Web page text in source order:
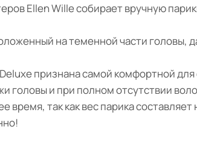
Ellen Wille собирает вручную
на теменной части головы,
признана самой комфортной
головы и при полном отсутствии
время, так как вес парика